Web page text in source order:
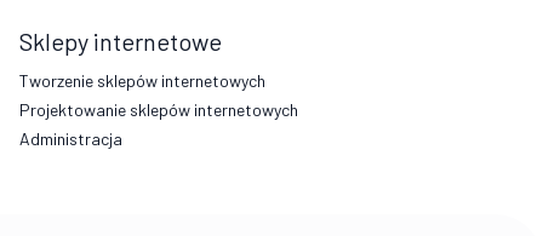
Sklepy internetowe
Tworzenie sklepów internetowych
Projektowanie sklepów internetowych
Administracja